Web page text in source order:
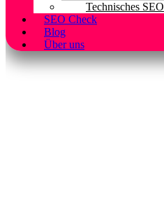
Technisches SEO
SEO Check
Blog
Über uns